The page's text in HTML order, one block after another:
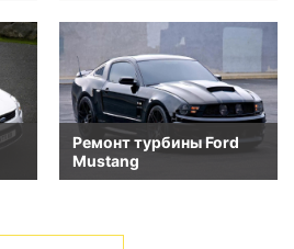
Ремонт турбины Ford
Mustang